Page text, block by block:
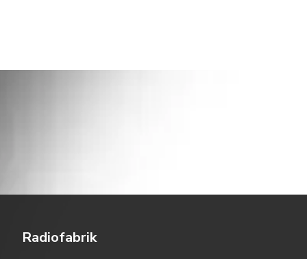
Radiofabrik